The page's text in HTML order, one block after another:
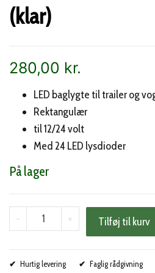
(klar)
280,00 kr.
LED baglygte til trailer og
Rektangulær
til 12/24 volt
Med 24 LED lysdioder
På lager
-
baglygte
24
+ Tilføj til kurv
Hurtig levering Faglig rådgivning